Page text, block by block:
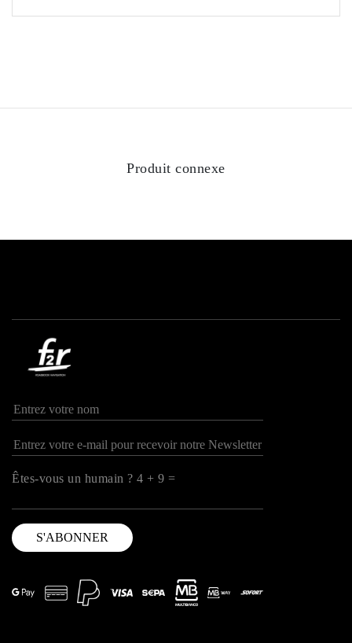
Produit connexe
Êtes-vous un humain ? 4 + 9 =